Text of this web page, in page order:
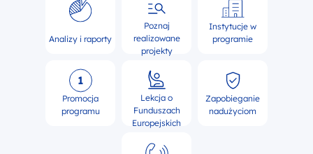
Analizy i raporty
Poznaj
realizowane
projekty
Instytucje w
programie
Promocja
programu
Lekcja o
Funduszach
Europejskich
Zapobieganie
nadużyciom